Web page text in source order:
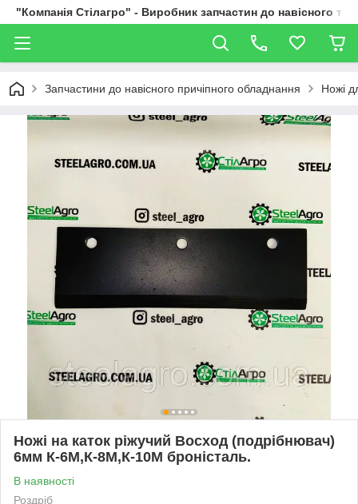
"Компанія Стілагро" - Виробник запчастин до навісного та
Запчастини до навісного причіпного обладнання Ножі
Ножі на каток ріжучий Восход (подрібнювач)
6мм К-6М,К-8М,К-10М броністаль.
В наявності
Роздріб